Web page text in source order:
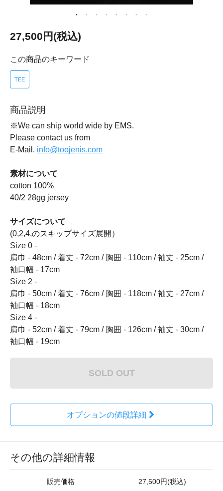
27,500円(税込)
この商品のキーワード
TEE
商品説明
※We can ship world wide by EMS.
Please contact us from
E-Mail. info@toojenis.com
素材について
cotton 100%
40/2 28gg jersey
サイズについて
(0,2,4,のスキップサイズ展開）
Size 0 -
肩巾 - 48cm / 着丈 - 72cm / 胸囲 - 110cm / 袖丈 - 25cm /
袖口幅 - 17cm
Size 2 -
肩巾 - 50cm / 着丈 - 76cm / 胸囲 - 118cm / 袖丈 - 27cm /
袖口幅 - 18cm
Size 4 -
肩巾 - 52cm / 着丈 - 79cm / 胸囲 - 126cm / 袖丈 - 30cm /
袖口幅 - 19cm
SOLD OUT
オプションの値段詳細
その他の詳細情報
販売価格 27,500円(税込)